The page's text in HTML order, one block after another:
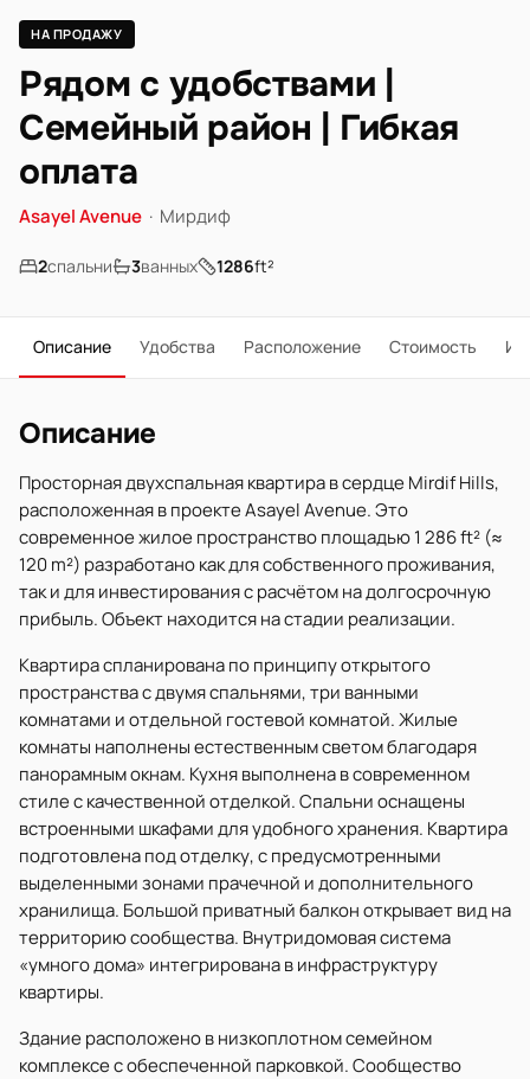
НА ПРОДАЖУ
Рядом с удобствами |
Семейный район | Гибкая
оплата
Asayel Avenue · Мирдиф
2спальни 3ванных 1286ft²
Описание Удобства Расположение Стоимость
Описание
Просторная двухспальная квартира в сердце Mirdif Hills,
расположенная в проекте Asayel Avenue. Это
современное жилое пространство площадью 1 286 ft² (≈
120 m²) разработано как для собственного проживания,
так и для инвестирования с расчётом на долгосрочную
прибыль. Объект находится на стадии реализации.
Квартира спланирована по принципу открытого
пространства с двумя спальнями, три ванными
комнатами и отдельной гостевой комнатой. Жилые
комнаты наполнены естественным светом благодаря
панорамным окнам. Кухня выполнена в современном
стиле с качественной отделкой. Спальни оснащены
встроенными шкафами для удобного хранения. Квартира
подготовлена под отделку, с предусмотренными
выделенными зонами прачечной и дополнительного
хранилища. Большой приватный балкон открывает вид на
территорию сообщества. Внутридомовая система
«умного дома» интегрирована в инфраструктуру
квартиры.
Здание расположено в низкоплотном семейном
комплексе с обеспеченной парковкой. Сообщество